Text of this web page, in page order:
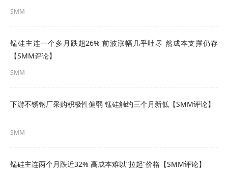
下滑幅度增加明显。
现货成本各异，报价显得较为混乱。大部分氧化锰
矿为前期库存，整体去库速度较为缓慢，矿商的挺
价情绪稍有受挫，在存在利润空间的情况下，出货
SMM
锰硅主连一个多月跌超26% 前波涨幅几乎吐尽 然成本支撑仍存
【SMM评论】
SMM
下游不锈钢厂采购积极性偏弱 锰硅触约三个月新低【SMM评论】
SMM
锰硅主连两个月跌近32% 高成本难以“拉起”价格【SMM评论】